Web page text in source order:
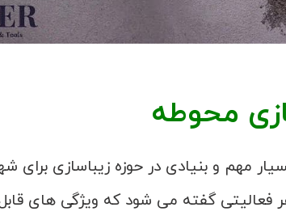
محوطه
مهم و بنیادی در حوزه زیباسازی برای
گفته می شود که ویژگی های